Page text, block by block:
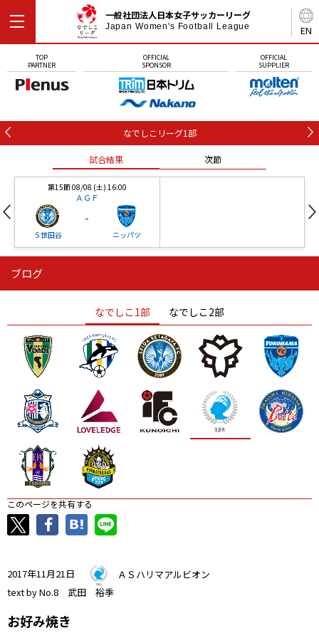
EN
一般社団法人日本女子サッカーリーグ
Japan Women's Football League
TOP
PARTNER
OFFICIAL
SPONSOR
OFFICIAL
SUPPLIER
なでしこリーグ1部
試合結果 次節
第15節 08/08 (土) 16:00
ＡＧＦ
Ｓ世田谷
-
ニッパツ
ニッパツ
ニッパツ 名古屋
石人の星
静岡 愛媛Ｌ
ブログ
なでしこ1部 なでしこ2部
このページを共有する
2017年11月21日
ＡＳハリマアルビオン
text by No.8 武田 裕季
お好み焼き